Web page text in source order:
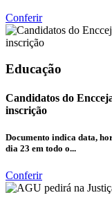
Conferir
Educação
Candidatos do
inscrição
Documento indica data,
dia 23 em todo o...
Conferir